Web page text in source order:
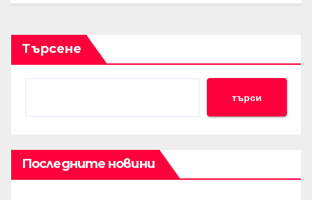
Търсене
търси
Последните новини